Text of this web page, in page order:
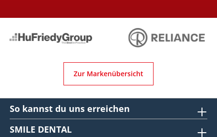
Zur Markenübersicht
So kannst du uns erreichen
SMILE DENTAL